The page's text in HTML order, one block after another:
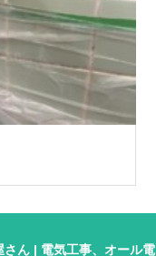
ん | 電気工事、オール電